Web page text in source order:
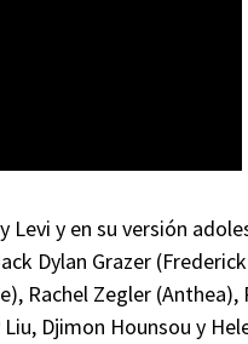
y en su versión
Dylan Grazer
Rachel Zegler (Anthea),
Djimon Hounsou y